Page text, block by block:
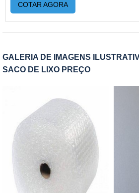
todos os dados que o cliente solicita
acabamento tão perfeito que se
Estabilidade;
Flexibilidade.DETALHES
FUNCIONAMENTO DO
ótima opção pra quem precisa
embalagem, porém em baixa escala
A personalização é realizada através
adesivas aonde é impressa todos os
cliente solicita ,dando um acabamento
que se assemelha muito ao
com fechamento zip lock é
polietileno de baixa densidade
COTAR AGORA
GALERIA DE IMAGENS
SACO DE LIXO PREÇO